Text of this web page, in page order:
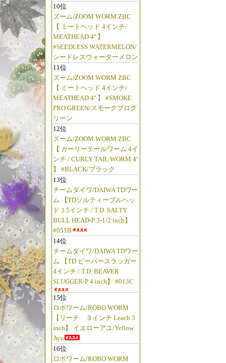
10位
ズーム/ZOOM WORM ZBC
【 ミートヘッド 4インチ/
MEATHEAD 4'' 】
#SEEDLESS WATERMELON/
シードレスウォーターメロン
11位
ズーム/ZOOM WORM ZBC
【 ミートヘッド 4インチ/
MEATHEAD 4'' 】 #SMOKE
PRO GREEN/スモークプログ
リーン
12位
ズーム/ZOOM WORM ZBC
【 カーリーテールワーム 4イ
ンチ / CURLY TAIL WORM 4"
】 #BLACK/ブラック
13位
チームダイワ/DAIWA TDワー
ム 【TDソルティーブルヘッ
ド 3.5インチ / T.D. SALTY
BULL HEAD-P 3-1/2 inch】
#051B
14位
チームダイワ/DAIWA TDワー
ム 【TD ビーバースラッガー
4インチ / T.D. BEAVER
SLUGGER-P 4 inch】 #013C
15位
ロボワーム/ROBO WORM
【リーチ ３インチ Leach 3
inch】 イエローアユ/Yellow
Ayu
16位
ロボワーム/ROBO WORM